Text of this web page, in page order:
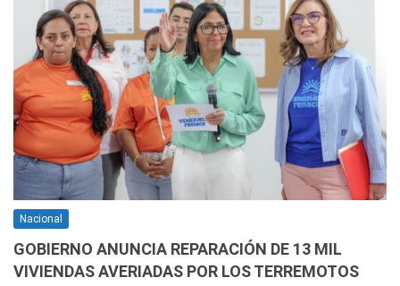
Nacional
GOBIERNO ANUNCIA REPARACIÓN DE 13 MIL
VIVIENDAS AVERIADAS POR LOS TERREMOTOS